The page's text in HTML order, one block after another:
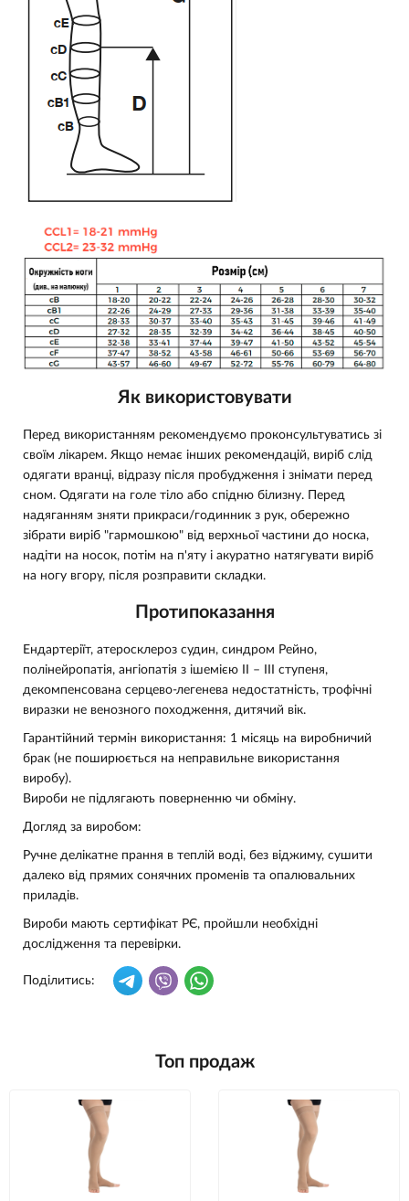
Як використовувати
Перед використанням рекомендуємо проконсультуватись зі
своїм лікарем. Якщо немає інших рекомендацій, виріб слід
одягати вранці, відразу після пробудження і знімати перед
сном. Одягати на голе тіло або спідню білизну. Перед
надяганням зняти прикраси/годинник з рук, обережно
зібрати виріб "гармошкою" від верхньої частини до носка,
надіти на носок, потім на п'яту і акуратно натягувати виріб
на ногу вгору, після розправити складки.
Протипоказання
Ендартеріїт, атеросклероз судин, синдром Рейно,
полінейропатія, ангіопатія з ішемією ІІ – ІІІ ступеня,
декомпенсована серцево-легенева недостатність, трофічні
виразки не венозного походження, дитячий вік.
Гарантійний термін використання: 1 місяць на виробничий
брак (не поширюється на неправильне використання
виробу).
Вироби не підлягають поверненню чи обміну.
Догляд за виробом:
Ручне делікатне прання в теплій воді, без віджиму, сушити
далеко від прямих сонячних променів та опалювальних
приладів.
Вироби мають сертифікат РЄ, пройшли необхідні
дослідження та перевірки.
Поділитись:
Топ продаж